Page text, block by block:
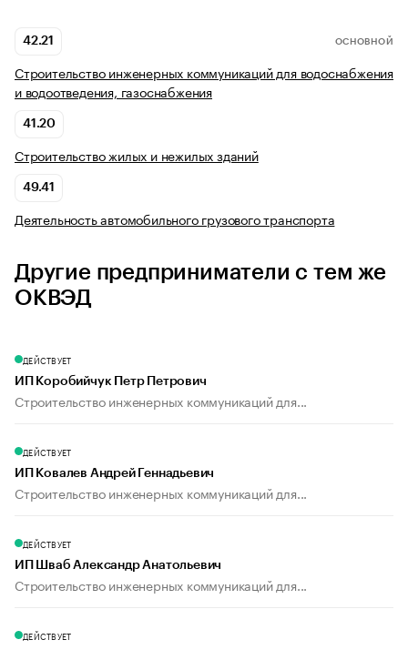
42.21 ОСНОВНОЙ
Строительство инженерных коммуникаций для водоснабжения
и водоотведения, газоснабжения
41.20
Строительство жилых и нежилых зданий
49.41
Деятельность автомобильного грузового транспорта
Другие предприниматели с тем же
ОКВЭД
ДЕЙСТВУЕТ
ИП Коробийчук Петр Петрович
Строительство инженерных коммуникаций для...
ДЕЙСТВУЕТ
ИП Ковалев Андрей Геннадьевич
Строительство инженерных коммуникаций для...
ДЕЙСТВУЕТ
ИП Шваб Александр Анатольевич
Строительство инженерных коммуникаций для...
ДЕЙСТВУЕТ